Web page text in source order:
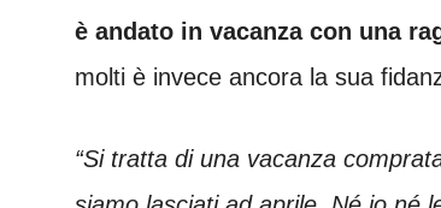
è andato in vacanza con una
molti è invece ancora la sua
“Si tratta di una vacanza